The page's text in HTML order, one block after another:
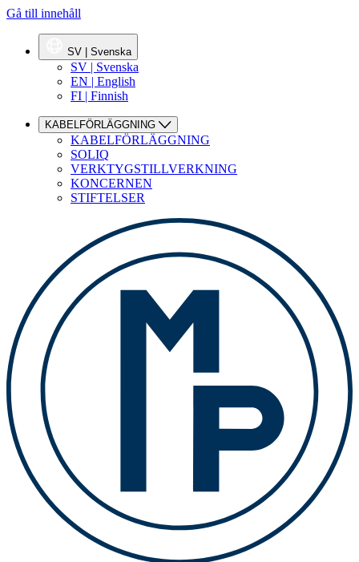
Gå till innehåll
SV | Svenska
SV | Svenska
EN | English
FI | Finnish
KABELFÖRLÄGGNING
KABELFÖRLÄGGNING
SOLIQ
VERKTYGSTILLVERKNING
KONCERNEN
STIFTELSER